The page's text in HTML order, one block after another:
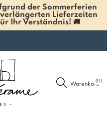
der Sommerferien
Lieferzeiten
Ihr Verständnis! 🚚
Warenkorb
(0)